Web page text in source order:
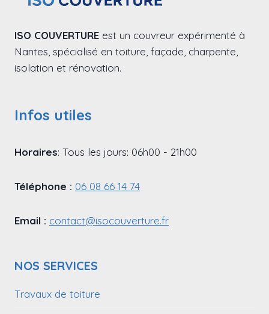
ISO COUVERTURE est un couvreur expérimenté à
Nantes, spécialisé en toiture, façade, charpente,
isolation et rénovation.
Infos utiles
Horaires: Tous les jours: 06h00 - 21h00
Téléphone : 06 08 66 14 74
Email : contact@isocouverture.fr
NOS SERVICES
Travaux de toiture